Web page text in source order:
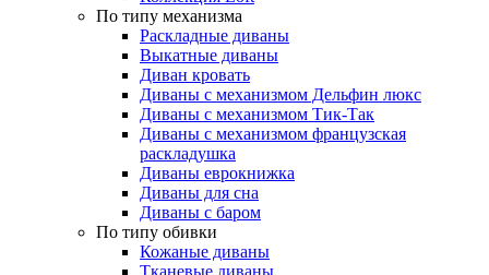
По типу механизма
Раскладные диваны
Выкатные диваны
Диван кровать
Диваны с механизмом Дельфин люкс
Диваны с механизмом Тик-Так
Диваны с механизмом французская
раскладушка
Диваны еврокнижка
Диваны для сна
Диваны с баром
По типу обивки
Кожаные диваны
Тканевые диваны